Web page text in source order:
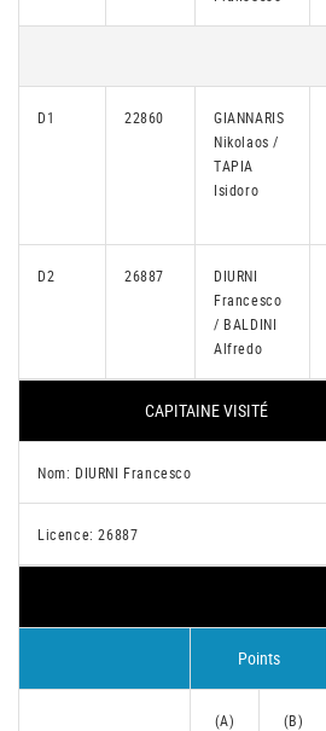
D1 22860
GIANNARIS
Nikolaos /
TAPIA
Isidoro
D2 26887
DIURNI
Francesco
/ BALDINI
Alfredo
CAPITAINE VISITÉ
Nom: DIURNI Francesco
Licence: 26887
Points
(A) (B)